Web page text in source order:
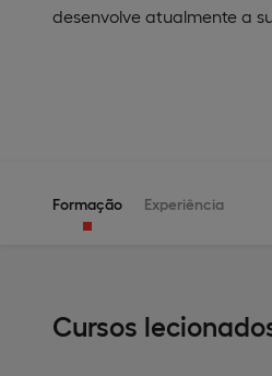
desenvolve atualmente a
Formação Experiência
Cursos